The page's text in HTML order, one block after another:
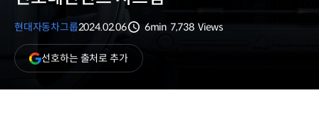
현대자동차그룹2024.02.06
6min 7,738 Views
선호하는 출처로 추가(새
창
열림)